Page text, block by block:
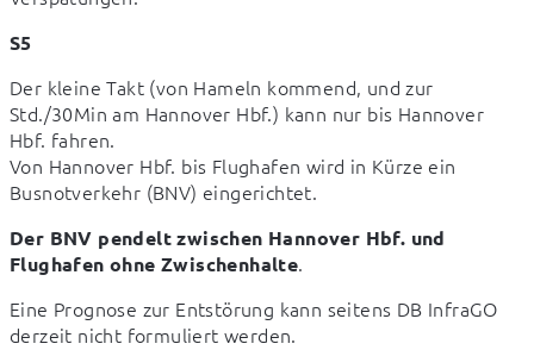
S5
Der kleine Takt (von Hameln kommend, und zur
Std./30Min am Hannover Hbf.) kann nur bis Hannover
Hbf. fahren.
Von Hannover Hbf. bis Flughafen wird in Kürze ein
Busnotverkehr (BNV) eingerichtet.
Der BNV pendelt zwischen Hannover Hbf. und
Flughafen ohne Zwischenhalte.
Eine Prognose zur Entstörung kann seitens DB InfraGO
derzeit nicht formuliert werden.